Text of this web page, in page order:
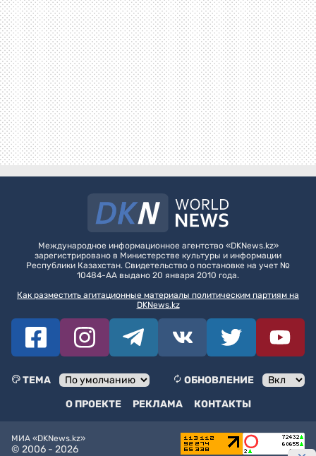
Международное информационное агентство «DKNews.kz»
зарегистрировано в Министерстве культуры и информации
Республики Казахстан. Свидетельство о постановке на учет №
10484-АА выдано 20 января 2010 года.
Как разместить агитационные материалы политическим партиям на
DKNews.kz
ТЕМА
ОБНОВЛЕНИЕ
О ПРОЕКТЕ
РЕКЛАМА КОНТАКТЫ
МИА «DKNews.kz»
© 2006 - 2026